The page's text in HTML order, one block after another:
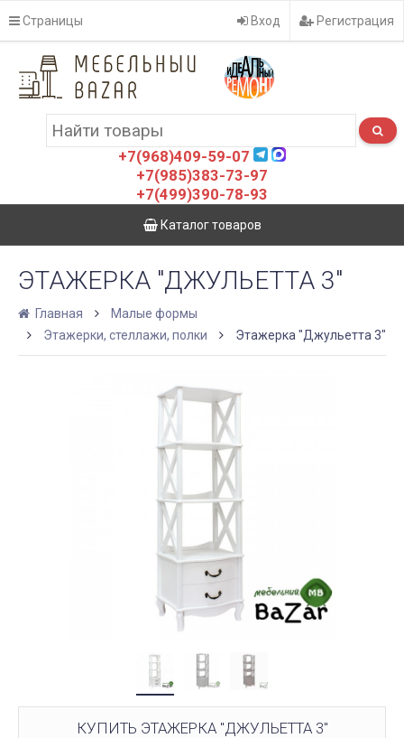
Страницы Вход Регистрация
+7(968)409-59-07
+7(985)383-73-97
+7(499)390-78-93
Каталог товаров
ЭТАЖЕРКА "ДЖУЛЬЕТТА 3"
Главная
Малые формы
Этажерки, стеллажи, полки
Этажерка "Джульетта 3"
КУПИТЬ ЭТАЖЕРКА "ДЖУЛЬЕТТА 3"